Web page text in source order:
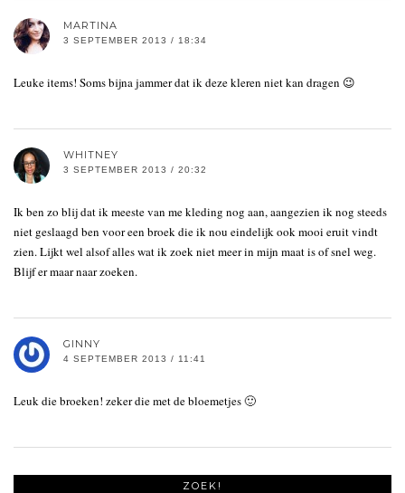
MARTINA
3 SEPTEMBER 2013 / 18:34
Leuke items! Soms bijna jammer dat ik deze kleren niet kan dragen 😉
WHITNEY
3 SEPTEMBER 2013 / 20:32
Ik ben zo blij dat ik meeste van me kleding nog aan, aangezien ik nog steeds
niet geslaagd ben voor een broek die ik nou eindelijk ook mooi eruit vindt
zien. Lijkt wel alsof alles wat ik zoek niet meer in mijn maat is of snel weg.
Blijf er maar naar zoeken.
GINNY
4 SEPTEMBER 2013 / 11:41
Leuk die broeken! zeker die met de bloemetjes 🙂
ZOEK!